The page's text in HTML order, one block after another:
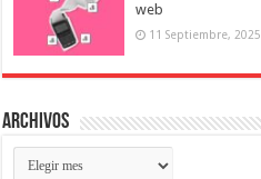
web
11 Septiembre, 2025
Archivos